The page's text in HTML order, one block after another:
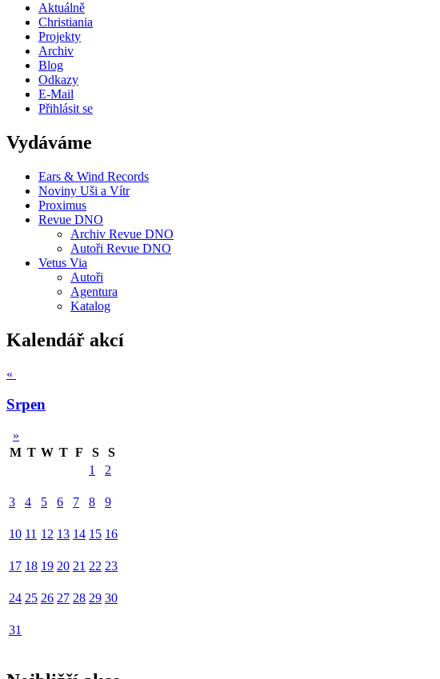
Aktuálně
Christiania
Projekty
Archiv
Blog
Odkazy
E-Mail
Přihlásit se
Vydáváme
Ears & Wind Records
Noviny Uši a Vítr
Proximus
Revue DNO
Archiv Revue DNO
Autoři Revue DNO
Vetus Via
Autoři
Agentura
Katalog
Kalendář akcí
«
Srpen
»
M T W T F S
S
1
2
3 4 5 6 7 8 9
10 11 12 13 14 15 16
17 18 19 20 21 22 23
24 25 26 27 28 29 30
31